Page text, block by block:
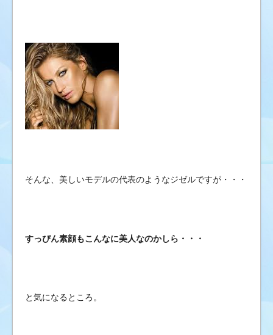
そんな、美しいモデルの代表のようなジゼルですが・・・
すっぴん素顔もこんなに美人なのかしら・・・
と気になるところ。